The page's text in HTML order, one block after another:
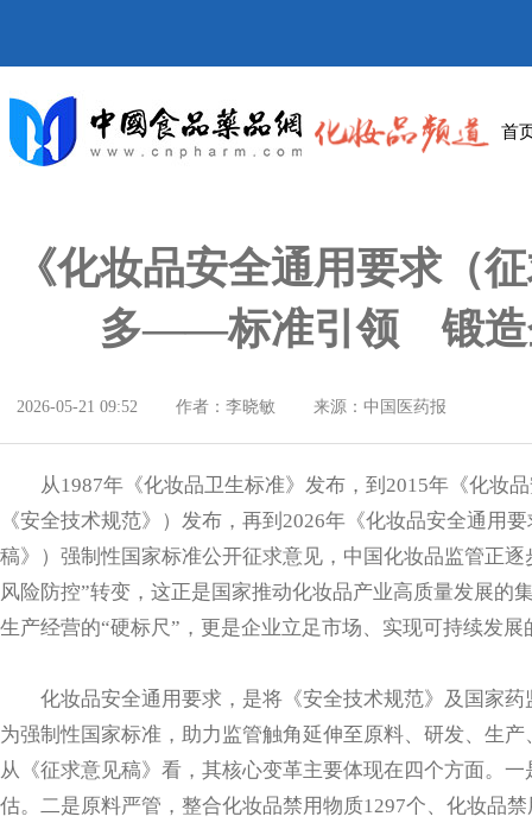
首
《化妆品安全通用要求（
多——标准引领 锻造
2026-05-21 09:52 作者：李晓敏 来源：中国医药报
从1987年《化妆品卫生标准》发布，到2015年《化妆
《安全技术规范》）发布，再到2026年《化妆品安全通用
稿》）强制性国家标准公开征求意见，中国化妆品监管正
风险防控”转变，这正是国家推动化妆品产业高质量发展的
生产经营的“硬标尺”，更是企业立足市场、实现可持续发展
化妆品安全通用要求，是将《安全技术规范》及国家
为强制性国家标准，助力监管触角延伸至原料、研发、生
从《征求意见稿》看，其核心变革主要体现在四个方面。
估。二是原料严管，整合化妆品禁用物质1297个、化妆品